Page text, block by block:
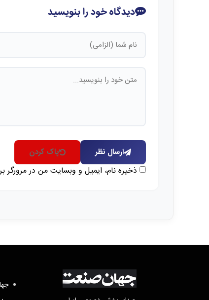
دیدگاه خود را بنویسید
ارسال نظر پاک کردن
ذخیره نام، ایمیل و وبسایت من در مرورگر